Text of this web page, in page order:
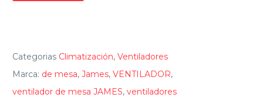
Categorias Climatización, Ventiladores
Marca: de mesa, James, VENTILADOR,
ventilador de mesa JAMES, ventiladores